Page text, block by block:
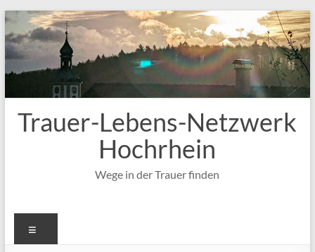
Zum
Inhalt
springen
Trauer-Lebens-Netzwerk
Hochrhein
Wege in der Trauer finden